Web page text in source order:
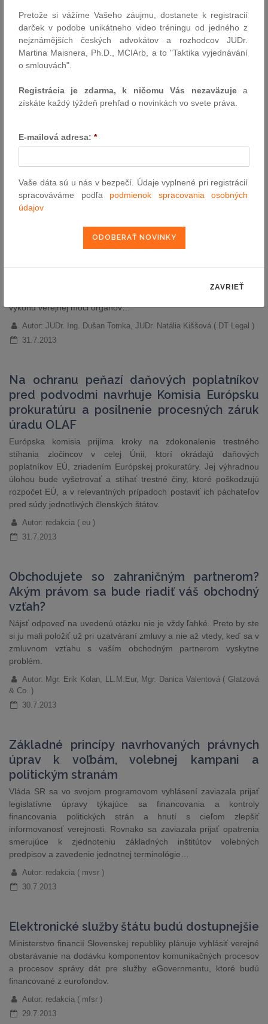
Hromadné akcie – vybrané otázky
námetom odborných diskusií. V praxi obľúbeným hromadným
akciám sa však odborná diskusia príliš nevenuje. Akciové
materiálna a časová úspora, uľahčenie…
Zmeny v podobe výkonu pôsobnosti
orgánov verejnej moci
e-Governmente) (ďalej len „Zákon o e-Governmente“), ktorým si
výkonu verejnej moci orgánov…
Autor: JUDr. Ing. Dušan Tomka, JUDr. Natália Kiššová ( DT Legal )
31.7.2013
Na ochranu peňazí daňových poplatníkov
pred podvodmi navrhuje Komisia Európsku
prokuratúru a posilnenie procesných záruk
úradu OLAF
Európska komisia prijíma kroky na zdokonalenie trestného
stíhania zločincov v celej Únii, ktorí okrádajú daňových
poplatníkov EÚ, zriadením Európskej prokuratúry. Jej výhradnou
úlohou bude vyšetrovať a stíhať trestné činy, ktoré poškodzujú
rozpočet EÚ, a v relevantných prípadoch postaviť ich páchateľov
pred súdy jednotlivých členských štátov.
Autor: redakcia ( eu )
31.7.2013
Obchodujete so zahraničným partnerom?
Akým právom sa bude riadiť váš obchodný
vzťah?
Nájsť odpoveď na uvedenú otázku nie je vždy ľahké. Preto by ste
si ju mali položiť už pri uzatváraní zmluvy a nie až vtedy, keď sa v
zmluvnom vzťahu s vaším obchodným partnerom vyskytne
problém.
Autor: Mgr. Erik Kolan, LL.M.Eur, Mgr. Danica Valentová ( Glatzová
& Co. )
30.7.2013
Základné princípy navrhovaných právnych
úprav k voľbám, volebnej kampani a
politickým stranám
Vláda SR sa vo svojom programovom vyhlásení zaviazala prijať
legislatívne úpravy týkajúce sa financovania a kontroly
financovania politických strán a hnutí s cieľom zlepšiť
informovanosť verejnosti. Rovnako sa zaviazala prijať opatrenia
smerujúce k zjednoteniu základných inštitútov volebných
predpisov a zavedenie jednotnej terminológie…
Autor: redakcia ( mvsr )
30.7.2013
Elektronické služby štátu budú dostupnejšie
Ministerstvo financií Slovenskej republiky plánuje vyhlásiť verejné
obstarávanie na dodávku komponentov komunikačných procesov
a procesov správy dát pre služby eGovernmentu, ktoré budú
financované z eurofondov.
Autor: redakcia ( mfsr )
29.7.2013
Pretože si vážíme Vašeho záujmu, dostanete k registracií
darček v podobe unikátneho video tréningu od jedného z
nejznámějších českých advokátov a rozhodcov JUDr.
Martina Maisnera, Ph.D., MCIArb, a to "Taktika vyjednávání
o smlouvách".
Registrácia je zdarma, k ničomu Vás nezaväzujea
získáte každý týždeň prehľad o novinkách vo svete práva.
E-mailová adresa: *
Vaše dáta sú u nás v bezpečí. Údaje vyplnené pri registrácií
spracováváme podľa podmienok spracovania osobných
údajov
ZAVRIEŤ